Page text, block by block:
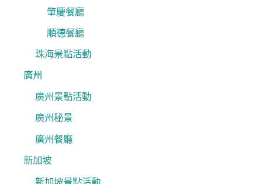
肇慶餐廳
順德餐廳
珠海景點活動
廣州
廣州景點活動
廣州秘景
廣州餐廳
新加坡
新加坡景點活動